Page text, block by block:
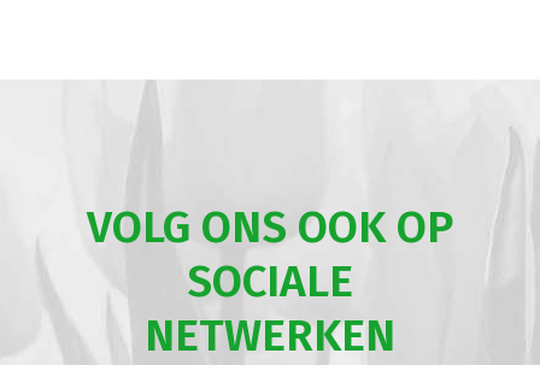
VOLG ONS OOK OP
SOCIALE
NETWERKEN